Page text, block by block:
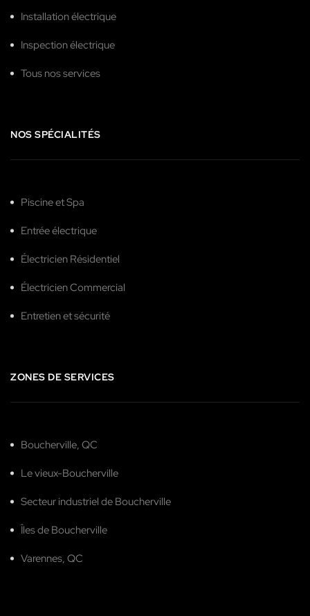
Installation électrique
Inspection électrique
Tous nos services
NOS SPÉCIALITÉS
Piscine et Spa
Entrée électrique
Électricien Résidentiel
Électricien Commercial
Entretien et sécurité
ZONES DE SERVICES
Boucherville, QC
Le vieux-Boucherville
Secteur industriel de Boucherville
Îles de Boucherville
Varennes, QC